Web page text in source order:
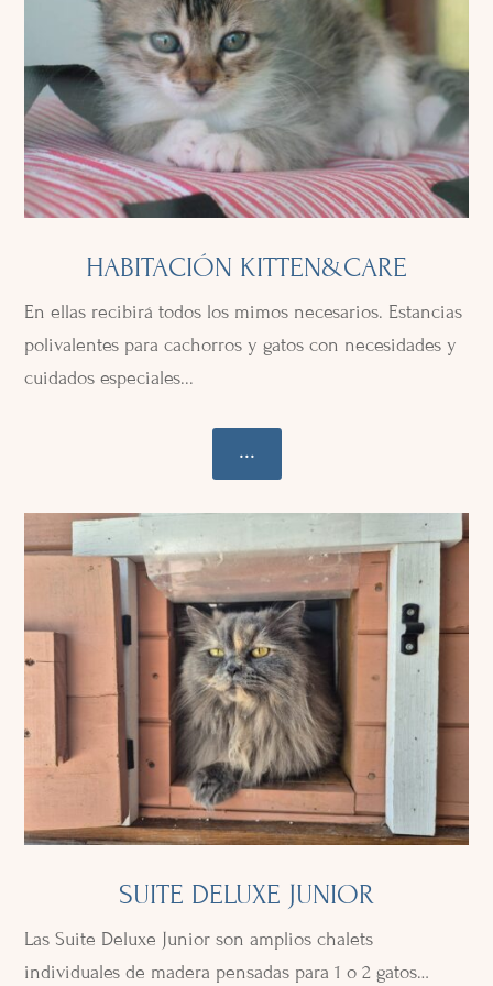
HABITACIÓN KITTEN&CARE
En ellas recibirá todos los mimos necesarios. Estancias
polivalentes para cachorros y gatos con necesidades y
cuidados especiales...
...
SUITE DELUXE JUNIOR
Las Suite Deluxe Junior son amplios chalets
individuales de madera pensadas para 1 o 2 gatos…